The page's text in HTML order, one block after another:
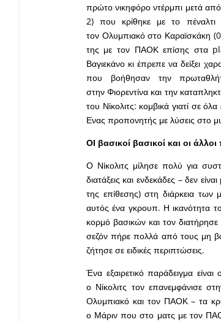
πρώτο νικηφόρο ντέρμπι μετά
2) που κρίθηκε με το πέναλτι
τον Ολυμπιακό στο Καραϊσκάκη
της με τον ΠΑΟΚ επίσης στα
Βαγιεκάνο κι έπρεπε να δείξει
που βοήθησαν την
στην Φιορεντίνα και την
του Νίκολιτς: κομβικά γιατί σε
Ενας προπονητής με λύσεις στο
ΟΙ βασικοί βασικοί και οι άλλοι
Ο Νίκολιτς μίλησε πολύ για
διατάξεις και ενδεκάδες – δεν
της επίθεσης) στη διάρκεια
αυτός ένα γκρουπ. Η ικανότητα
κορμό βασικών και τον
σεζόν πήρε πολλά από τους μη
ζήτησε σε ειδικές περιπτώσεις.
Ένα εξαιρετικό παράδειγμα
ο Νίκολιτς τον επανεμφάνισε
Ολυμπιακό και τον ΠΑΟΚ – τα
ο Μάριν που στο ματς με τον